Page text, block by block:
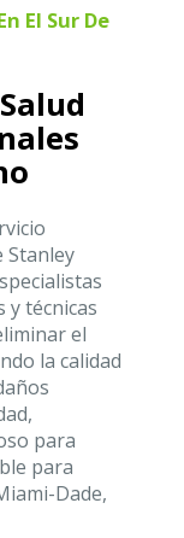
El Sur De
Stanley
y técnicas
el
la calidad
para
para
Dade,